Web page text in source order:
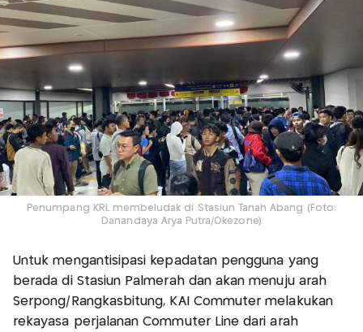
Penumpang KRL membeludak di Stasiun Tanah Abang (Foto:
Danandaya Arya Putra/Okezone)
Untuk mengantisipasi kepadatan pengguna yang
berada di Stasiun Palmerah dan akan menuju arah
Serpong/Rangkasbitung, KAI Commuter melakukan
rekayasa perjalanan Commuter Line dari arah